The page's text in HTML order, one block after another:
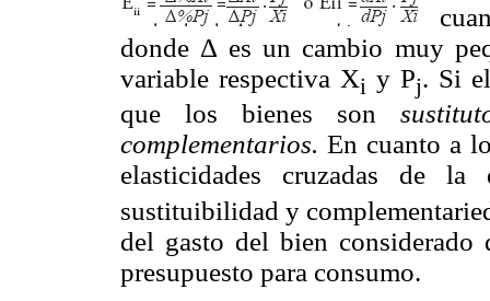
donde Δ es un cambio muy
variable respectiva Xi y Pj. Si
que los bienes son
complementarios. En cuanto a
elasticidades cruzadas de la
sustituibilidad y
del gasto del bien
presupuesto para consumo.